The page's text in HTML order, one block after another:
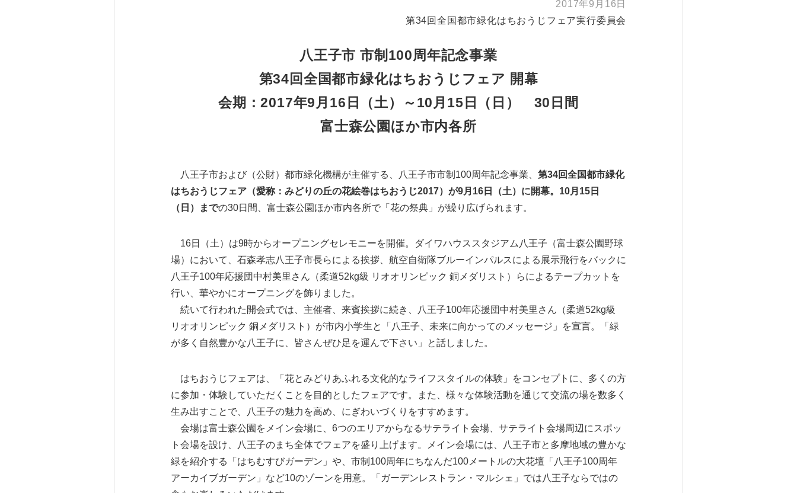
2017年9月16日
第34回全国都市緑化はちおうじフェア実行委員会
八王子市 市制100周年記念事業
第34回全国都市緑化はちおうじフェア 開幕
会期：2017年9月16日（土）～10月15日（日） 30日間
富士森公園ほか市内各所
八王子市および（公財）都市緑化機構が主催する、八王子市市制100周年記念事業、 第34回全国都市緑化
はちおうじフェア（愛称：みどりの丘の花絵巻はちおうじ2017）が9月16日（土）に開幕。10月15日
（日）までの30日間、富士森公園ほか市内各所で「花の祭典」が繰り広げられます。
16日（土）は9時からオープニングセレモニーを開催。ダイワハウススタジアム八王子（富士森公園野球
場）において、石森孝志八王子市長らによる挨拶、航空自衛隊ブルーインパルスによる展示飛行をバックに
八王子100年応援団中村美里さん（柔道52kg級 リオオリンピック 銅メダリスト）らによるテープカットを
行い、華やかにオープニングを飾りました。
続いて行われた開会式では、主催者、来賓挨拶に続き、八王子100年応援団中村美里さん（柔道52kg級
リオオリンピック 銅メダリスト）が市内小学生と「八王子、未来に向かってのメッセージ」を宣言。「緑
が多く自然豊かな八王子に、皆さんぜひ足を運んで下さい」と話しました。
はちおうじフェアは、「花とみどりあふれる文化的なライフスタイルの体験」をコンセプトに、多くの方
に参加・体験していただくことを目的としたフェアです。また、様々な体験活動を通じて交流の場を数多く
生み出すことで、八王子の魅力を高め、にぎわいづくりをすすめます。
会場は富士森公園をメイン会場に、6つのエリアからなるサテライト会場、サテライト会場周辺にスポッ
ト会場を設け、八王子のまち全体でフェアを盛り上げます。メイン会場には、八王子市と多摩地域の豊かな
緑を紹介する「はちむすびガーデン」や、市制100周年にちなんだ100メートルの大花壇「八王子100周年
アーカイブガーデン」など10のゾーンを用意。「ガーデンレストラン・マルシェ」では八王子ならではの